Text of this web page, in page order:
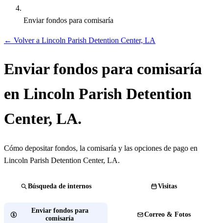
Enviar fondos para comisaría
← Volver a Lincoln Parish Detention Center, LA
Enviar fondos para comisaría
en Lincoln Parish Detention
Center, LA.
Cómo depositar fondos, la comisaría y las opciones de pago en
Lincoln Parish Detention Center, LA.
Búsqueda de internos Visitas
Enviar fondos para
comisaría
Correo & Fotos